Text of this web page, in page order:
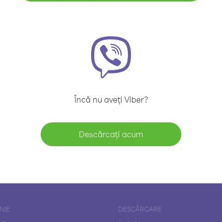
Încă nu aveți Viber?
Descărcați acum
DESCĂRCARE